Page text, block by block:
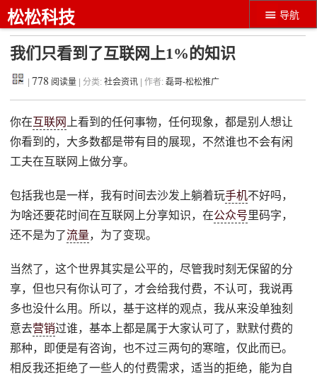
导航
松松科技
我们只看到了互联网上1%的知识
|778 阅读量 | 分类:社会资讯 | 作者:磊哥-松松推广
你在互联网
上看到的任何事物，任何现象，都是别人想让
你看到的，大多数都是带有目的展现，不然谁也不会有闲
工夫在互联网上做分享。
包括我也是一样，我有时间去沙发上躺着玩手机不好吗，
为啥还要花时间在互联网上分享知识，在公众号里码字，
还不是为了流量，为了变现。
当然了，这个世界其实是公平的，尽管我时刻无保留的分
享，但也只有你认可了，才会给我付费，不认可，我说再
多也没什么用。所以，基于这样的观点，我从来没单独刻
意去营销过谁，基本上都是属于大家认可了，默默付费的
那种，即便是有咨询，也不过三两句的寒暄，仅此而已。
相反我还拒绝了一些人的付费需求，适当的拒绝，能为自